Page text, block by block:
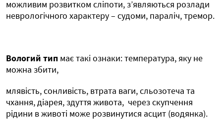
можливим розвитком сліпоти, з’являються розлади
неврологічного характеру – судоми, параліч, тремор.
Вологий тип має такі ознаки: температура, яку не
можна збити,
млявість, сонливість, втрата ваги, сльозотеча та
чхання, діарея, здуття живота, через скупчення
рідини в животі може розвинутися асцит (водянка).